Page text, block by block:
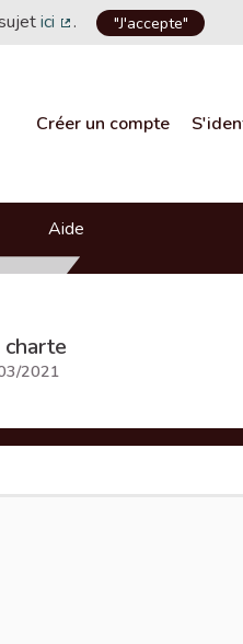
sujetici
(Lien externe)
. "J'accepte"
la langueChoose language
Créer un compte
Aide
2021